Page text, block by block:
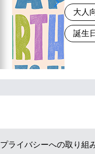
大人
誕生日
プライバシーへの取り組